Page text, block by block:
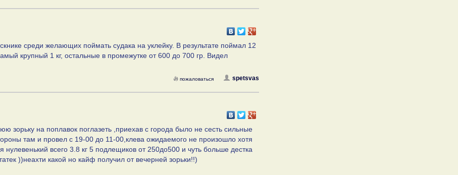
среди желающих поймать судака на уклейку. В результате поймал 12
крупный 1 кг, остальные в промежутке от 600 до 700 гр. Видел
spetsvas
пожаловаться
зорьку на поплавок поглазеть ,приехав с города было не сесть сильные
там и провел с 19-00 до 11-00,клева ожидаемого не произошло хотя
нулевенький всего 3.8 кг 5 подлещиков от 250до500 и чуть больше дестка
))неахти какой но кайф получил от вечерней зорьки!!)